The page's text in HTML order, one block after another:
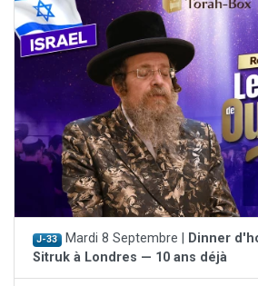
J-33 Mardi 8 Septembre | Dinner
Sitruk à Londres — 10 ans déjà